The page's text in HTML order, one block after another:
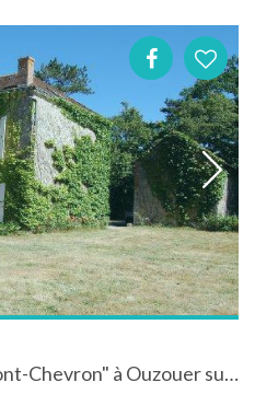
Maison "au Château de Pont-Chevron" à Ouzouer sur Trézée - Loiret - Centre dans le parc du château